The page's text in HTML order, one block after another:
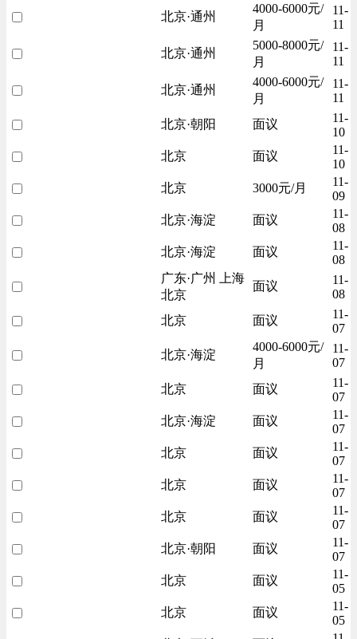
北京·通州
4000-6000元/
月
11-
11
北京·通州
5000-8000元/
月
11-
11
北京·通州
4000-6000元/
月
11-
11
北京·朝阳
面议
11-
10
北京
面议
11-
10
北京
3000元/月
11-
09
北京·海淀
面议
11-
08
北京·海淀
面议
11-
08
广东·广州 上海
北京
面议
11-
08
北京
面议
11-
07
北京·海淀
4000-6000元/
月
11-
07
北京
面议
11-
07
北京·海淀
面议
11-
07
北京
面议
11-
07
北京
面议
11-
07
北京
面议
11-
07
北京·朝阳
面议
11-
07
北京
面议
11-
05
北京
面议
11-
05